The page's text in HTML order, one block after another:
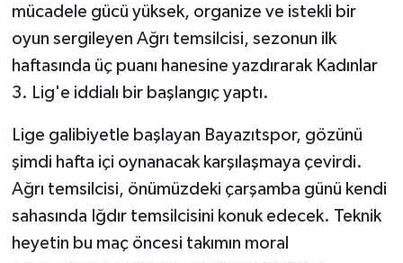
mücadele gücü yüksek, organize ve istekli bir
oyun sergileyen Ağrı temsilcisi, sezonun ilk
haftasında üç puanı hanesine yazdırarak Kadınlar
3. Lig'e iddialı bir başlangıç yaptı.
Lige galibiyetle başlayan Bayazıtspor, gözünü
şimdi hafta içi oynanacak karşılaşmaya çevirdi.
Ağrı temsilcisi, önümüzdeki çarşamba günü kendi
sahasında Iğdır temsilcisini konuk edecek. Teknik
heyetin bu maç öncesi takımın moral